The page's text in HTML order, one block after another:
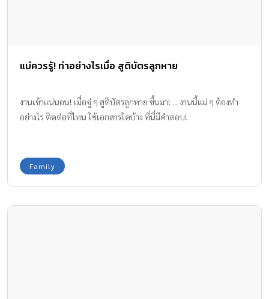
แม่ควรรู้! ทำอย่างไรเมื่อ สูติบัตรลูกหาย
งานเข้าแน่นอน! เมื่อจู่ ๆ สูติบัตรลูกหาย ขึ้นมา! ... งานนี้แม่ ๆ ต้องทำ
อย่างไร ติดต่อที่ไหน ใช้เอกสารใดบ้าง ที่นี่มีคำตอบ!
Family